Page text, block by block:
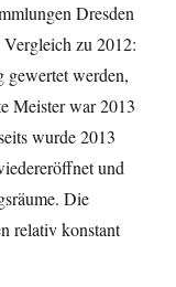
Dresden
zu 2012:
gewertet werden,
Meister war 2013
wurde 2013
und
Die
relativ konstant
Dresden 2013: